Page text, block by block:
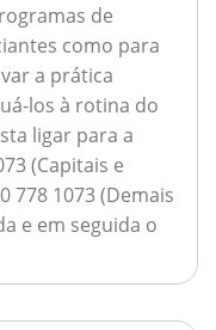
de
como para
a prática
los à rotina do
ligar para a
(Capitais e
778 1073 (Demais
e em seguida o